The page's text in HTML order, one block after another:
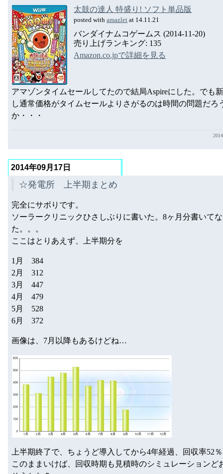
太鼓の達人 特盛り! ソフト単品版
posted withamazlet at 14.11.21
バンダイナムコゲームス (2014-11-20)
売り上げランキング: 135
Amazon.co.jpで詳細を見る
アマゾンタイムセールしてたので結局Aspireにした。でも
し通常価格がタイムセールよりさがるのは時間の問題だろ
か・・・
2014年09月17日
☆発電所 上半期まとめ
完全にサボりです。
ソーラークリニックひさしぶりに書いた。8ヶ月分書いて
た。。。
ここはとりあえず、上半期分を
1月 384
2月 312
3月 447
4月 479
5月 528
6月 372
画像は、7月以降もあるけどね…
上半期終了で、ちょうど導入してから4年経過、回収率52％
このままいけば、回収時期も見積時のシミュレーションど